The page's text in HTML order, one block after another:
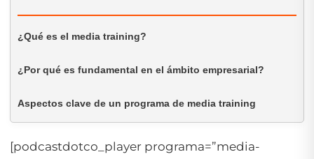
¿Qué es el media training?
¿Por qué es fundamental en el ámbito empresarial?
Aspectos clave de un programa de media training
[podcastdotco_player programa=”media-